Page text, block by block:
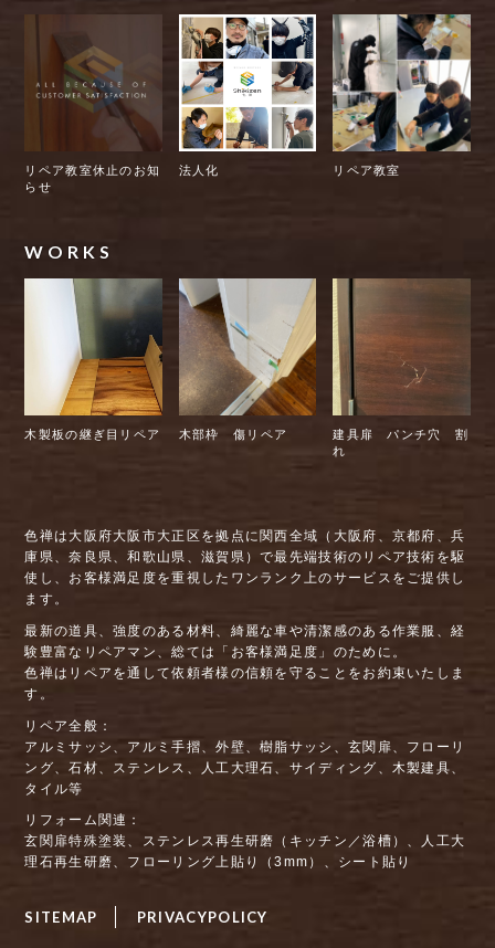
リペア教室休止のお知
らせ
法人化 リペア教室
WORKS
木製板の継ぎ目リペア 木部枠 傷リペア
建具扉 パンチ穴 割
れ
色禅は大阪府大阪市大正区を拠点に関西全域（大阪府、京都府、兵
庫県、奈良県、和歌山県、滋賀県）で最先端技術のリペア技術を駆
使し、お客様満足度を重視したワンランク上のサービスをご提供し
ます。
最新の道具、強度のある材料、綺麗な車や清潔感のある作業服、経
験豊富なリペアマン、総ては「お客様満足度」のために。
色禅はリペアを通して依頼者様の信頼を守ることをお約束いたしま
す。
リペア全般：
アルミサッシ、アルミ手摺、外壁、樹脂サッシ、玄関扉、フローリ
ング、石材、ステンレス、人工大理石、サイディング、木製建具、
タイル等
リフォーム関連：
玄関扉特殊塗装、ステンレス再生研磨（キッチン／浴槽）、人工大
理石再生研磨、フローリング上貼り（3mm）、シート貼り
SITEMAP PRIVACYPOLICY